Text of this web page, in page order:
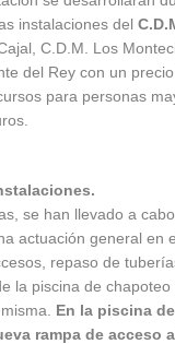
instalaciones del
C.D.M. Los
del Rey con un
para personas
se han llevado a
actuación general en
repaso de
la piscina de chapoteo
En la piscina
rampa de acceso